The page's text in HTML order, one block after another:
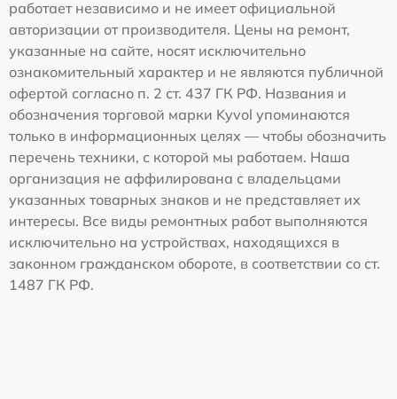
работает независимо и не имеет официальной
авторизации от производителя. Цены на ремонт,
указанные на сайте, носят исключительно
ознакомительный характер и не являются публичной
офертой согласно п. 2 ст. 437 ГК РФ. Названия и
обозначения торговой марки Kyvol упоминаются
только в информационных целях — чтобы обозначить
перечень техники, с которой мы работаем. Наша
организация не аффилирована с владельцами
указанных товарных знаков и не представляет их
интересы. Все виды ремонтных работ выполняются
исключительно на устройствах, находящихся в
законном гражданском обороте, в соответствии со ст.
1487 ГК РФ.